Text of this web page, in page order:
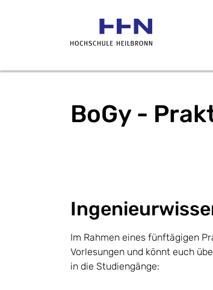
BoGy -
Im Rahmen eines fünftägigen
Vorlesungen und könnt euch
in die Studiengänge: